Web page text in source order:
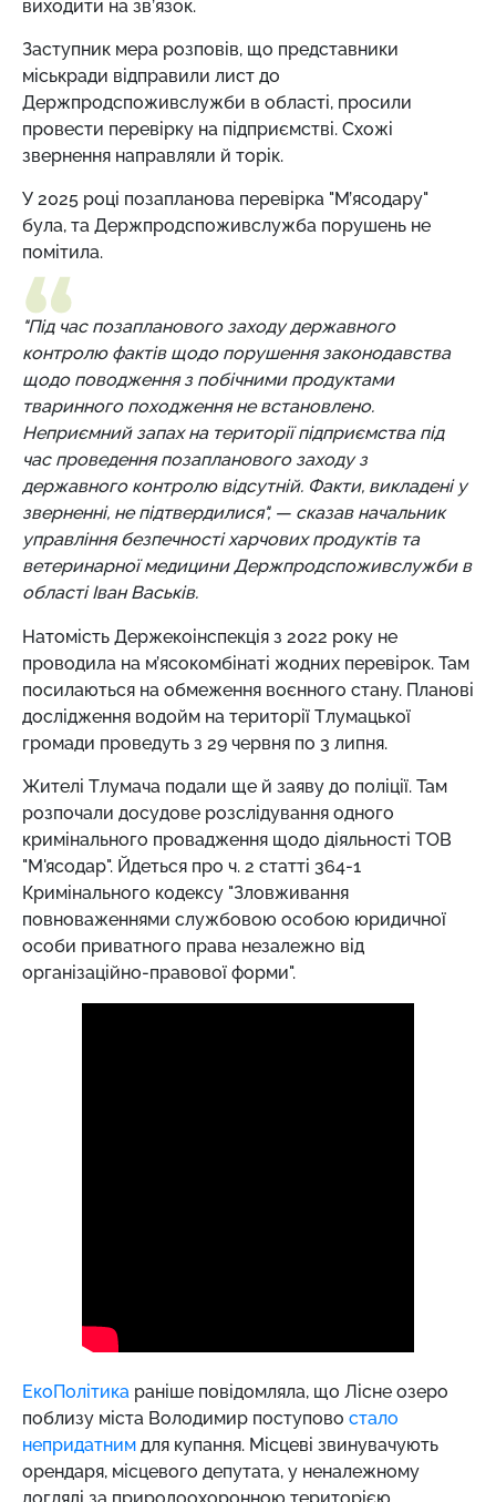
виходити на зв’язок.
Заступник мера розповів, що представники
міськради відправили лист до
Держпродспоживслужби в області, просили
провести перевірку на підприємстві. Схожі
звернення направляли й торік.
У 2025 році позапланова перевірка "М’ясодару"
була, та Держпродспоживслужба порушень не
помітила.
"Під час позапланового заходу державного
контролю фактів щодо порушення законодавства
щодо поводження з побічними продуктами
тваринного походження не встановлено.
Неприємний запах на території підприємства під
час проведення позапланового заходу з
державного контролю відсутній. Факти, викладені у
зверненні, не підтвердилися", — сказав начальник
управління безпечності харчових продуктів та
ветеринарної медицини Держпродспоживслужби в
області Іван Васьків.
Натомість Держекоінспекція з 2022 року не
проводила на м’ясокомбінаті жодних перевірок. Там
посилаються на обмеження воєнного стану. Планові
дослідження водойм на території Тлумацької
громади проведуть з 29 червня по 3 липня.
Жителі Тлумача подали ще й заяву до поліції. Там
розпочали досудове розслідування одного
кримінального провадження щодо діяльності ТОВ
"М'ясодар". Йдеться про ч. 2 статті 364-1
Кримінального кодексу "Зловживання
повноваженнями службовою особою юридичної
особи приватного права незалежно від
організаційно-правової форми".
ЕкоПолітика раніше повідомляла, що Лісне озеро
поблизу міста Володимир поступово стало
непридатним для купання. Місцеві звинувачують
орендаря, місцевого депутата, у неналежному
догляді за природоохоронною територією.